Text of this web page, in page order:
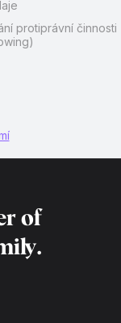
protiprávní činnosti
of